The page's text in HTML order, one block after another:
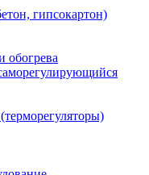
гипсокартон)
обогрева